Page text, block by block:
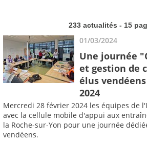
233 actualités - 15
01/03/2024
Une journée
et gestion de
élus
2024
Mercredi 28 février 2024 les équipes de
avec la cellule mobile d'appui aux
la Roche-sur-Yon pour une journée
vendéens.